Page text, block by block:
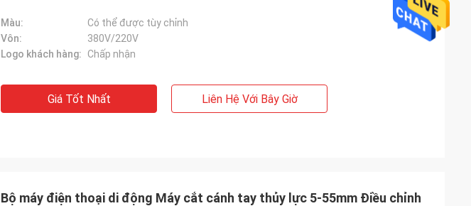
Màu:
Có thể được tùy chỉnh
Vôn:
380V/220V
Logo khách hàng:
Chấp nhận
Giá Tốt Nhất Liên Hệ Với Bây Giờ
Bộ máy điện thoại di động Máy cắt cánh tay thủy lực 5-55mm Điều chỉnh